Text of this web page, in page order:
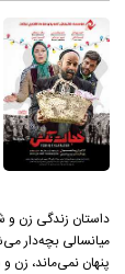
داستان زندگی زن و
میانسالی بچه‌دار
پنهان نمی‌ماند، زن